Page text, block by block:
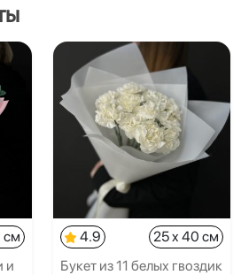
см
и
4.9
25 x 40 см
Букет из 11 белых гвоздик